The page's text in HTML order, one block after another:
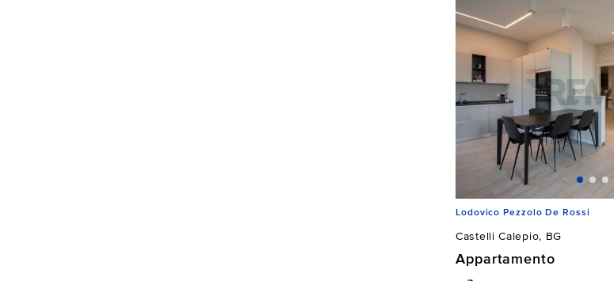
Lodovico Pezzolo De Rossi
Castelli Calepio, BG
Appartamento